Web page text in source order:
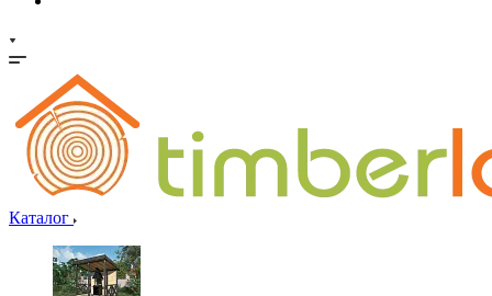
Каталог